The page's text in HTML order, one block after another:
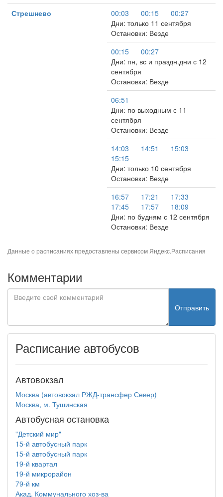
Стрешнево
00:03 00:15
00:27
Дни: только 11 сентября
Остановки: Везде
00:15
00:27
Дни: пн, вс и праздн.дни с 12
сентября
Остановки: Везде
06:51
Дни: по выходным с 11
сентября
Остановки: Везде
14:03
14:51
15:03
15:15
Дни: только 10 сентября
Остановки: Везде
16:57
17:21
17:33
17:45
17:57
18:09
Дни: по будням с 12 сентября
Остановки: Везде
Данные о расписаниях предоставлены сервисом Яндекс.Расписания
Комментарии
Отправить
Расписание автобусов
Автовокзал
Москва (автовокзал РЖД-трансфер Север)
Москва, м. Тушинская
Автобусная остановка
"Детский мир"
15-й автобусный парк
15-й автобусный парк
19-й квартал
19-й микрорайон
79-й км
Акад. Коммунального хоз-ва